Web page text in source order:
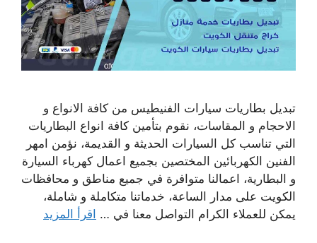
تبديل بطاريات سيارات الفنيطيس من كافة الانواع و
الاحجام و المقاسات، نقوم بتأمين كافة انواع البطاريات
التي تناسب كل السيارات الحديثة و القديمة، نؤمن امهر
الفنين الكهربائين المختصين بجميع اعمال كهرباء السيارة
و البطارية، اعمالنا متوافرة في جميع مناطق و محافظات
الكويت على مدار الساعة، خدماتنا متكاملة و شاملة،
يمكن للعملاء الكرام التواصل معنا في … اقرأ المزيد